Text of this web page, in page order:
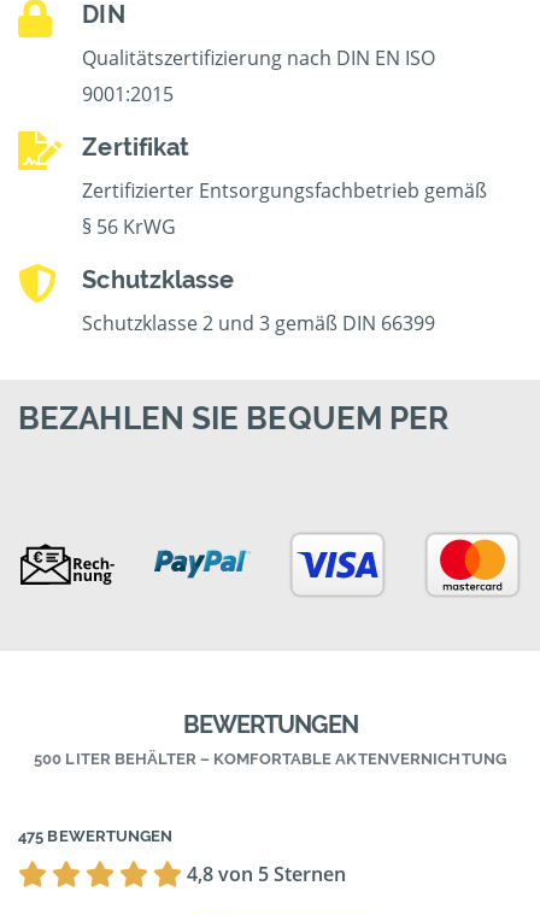
DIN
Qualitätszertifizierung nach DIN EN ISO
9001:2015
Zertifikat
Zertifizierter Entsorgungsfachbetrieb gemäß
§ 56 KrWG
Schutzklasse
Schutzklasse 2 und 3 gemäß DIN 66399
BEZAHLEN SIE BEQUEM PER
BEWERTUNGEN
500 LITER BEHÄLTER – KOMFORTABLE AKTENVERNICHTUNG
475 BEWERTUNGEN
4,8 von 5 Sternen